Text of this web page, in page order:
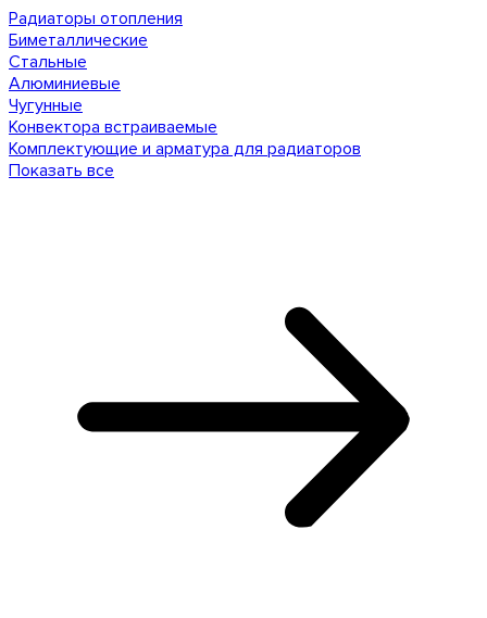
Радиаторы отопления
Биметаллические
Стальные
Алюминиевые
Чугунные
Конвектора встраиваемые
Комплектующие и арматура для радиаторов
Показать все